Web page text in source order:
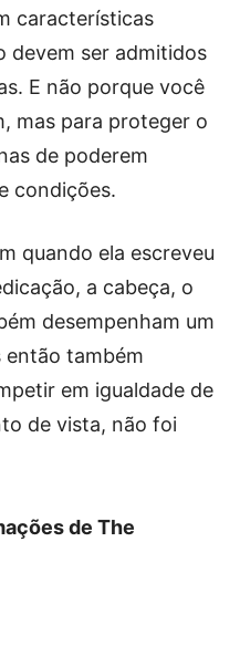
características
devem ser admitidos
E não porque você
mas para proteger o
de poderem
condições.
quando ela escreveu
a cabeça, o
desempenham um
então também
em igualdade de
de vista, não foi
de The